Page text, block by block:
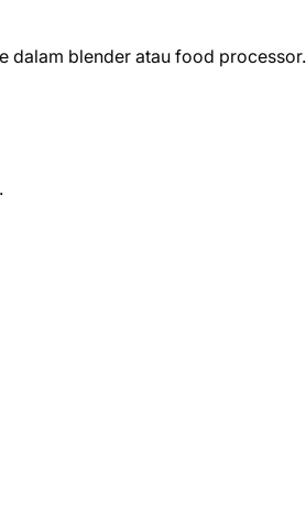
dalam blender atau food processor.